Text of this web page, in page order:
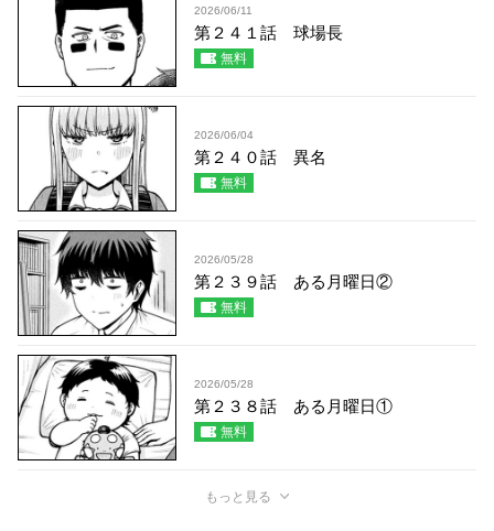
2026/06/11
第２４１話 球場長
無料
2026/06/04
第２４０話 異名
無料
2026/05/28
第２３９話 ある月曜日②
無料
2026/05/28
第２３８話 ある月曜日①
無料
もっと見る